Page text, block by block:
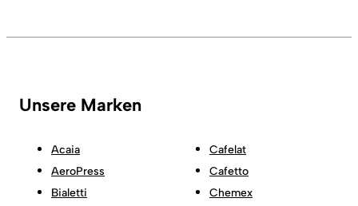
Unsere Marken
Acaia
AeroPress
Bialetti
Cafelat
Cafetto
Chemex